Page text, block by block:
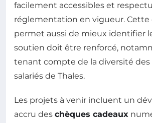
facilement accessibles et
réglementation en vigueur.
permet aussi de mieux identifier
soutien doit être renforcé,
tenant compte de la diversité des
salariés de Thales.
Les projets à venir incluent un
accru des chèques cadeaux